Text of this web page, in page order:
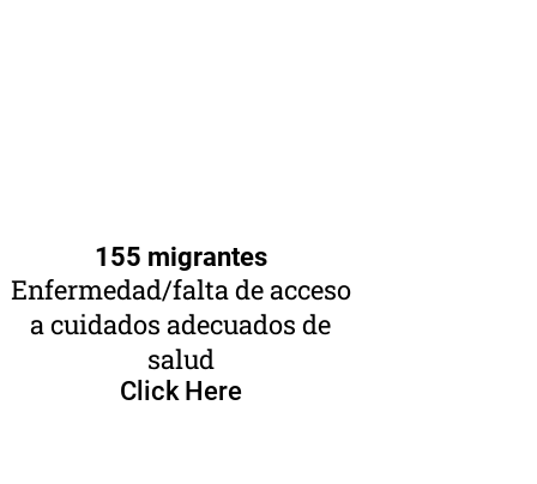
155 migrantes
Enfermedad/falta de acceso
a cuidados adecuados de
salud
Click Here